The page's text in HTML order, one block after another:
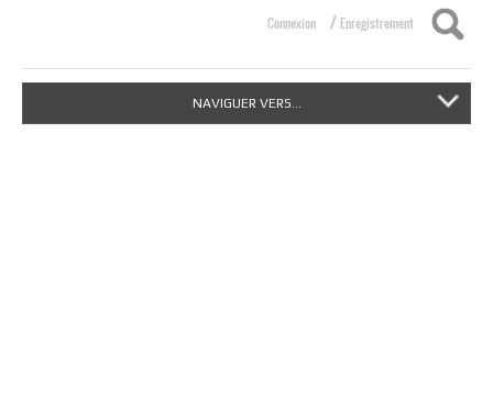
Connexion / Enregistrement
NAVIGUER VERS...